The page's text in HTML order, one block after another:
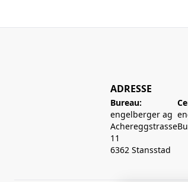
ADRESSE
Bureau:
engelberger ag
Achereggstrasse
11
6362 Stansstad